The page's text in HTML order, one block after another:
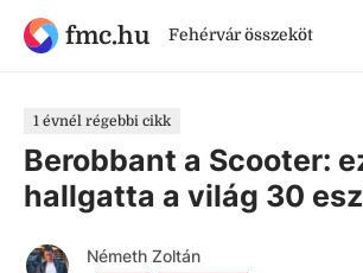
fmc.hu Fehérvár összeköt
1 évnél régebbi cikk
Berobbant a Scooter:
hallgatta a világ 30
Németh Zoltán